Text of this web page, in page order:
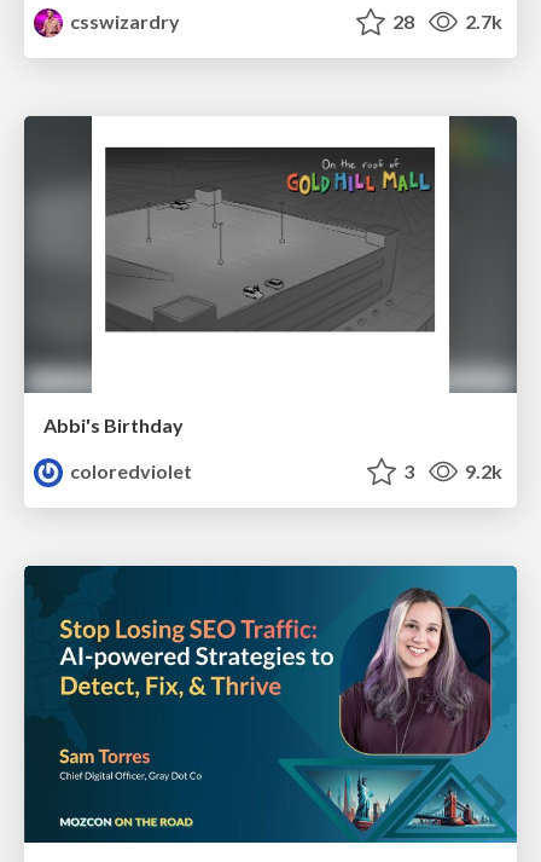
csswizardry
28 2.7k
Abbi's Birthday
coloredviolet
3 9.2k